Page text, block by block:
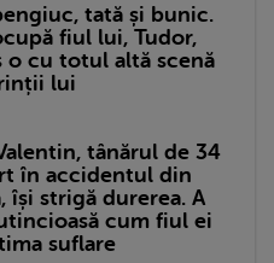
tată și bunic.
fiul lui, Tudor,
o cu totul altă scenă
lui
tânărul de 34
în accidentul din
își strigă durerea. A
cum fiul ei
suflare